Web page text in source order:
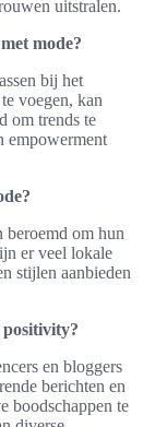
uitstralen.
mode?
bij het
voegen, kan
om trends te
empowerment
om hun
er veel lokale
stijlen aanbieden
positivity?
en bloggers
berichten en
boodschappen te